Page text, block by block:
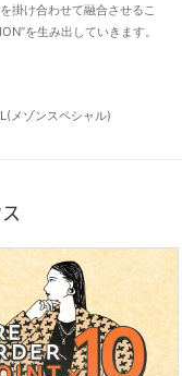
掛け合わせて融合させるこ
を生み出していきます。
メゾンスペシャル)